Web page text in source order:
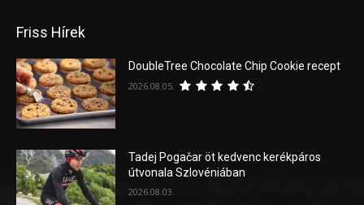
Friss Hírek
DoubleTree Chocolate Chip Cookie recept
2026.08.05.
Tadej Pogačar öt kedvenc kerékpáros
útvonala Szlovéniában
2026.08.03.